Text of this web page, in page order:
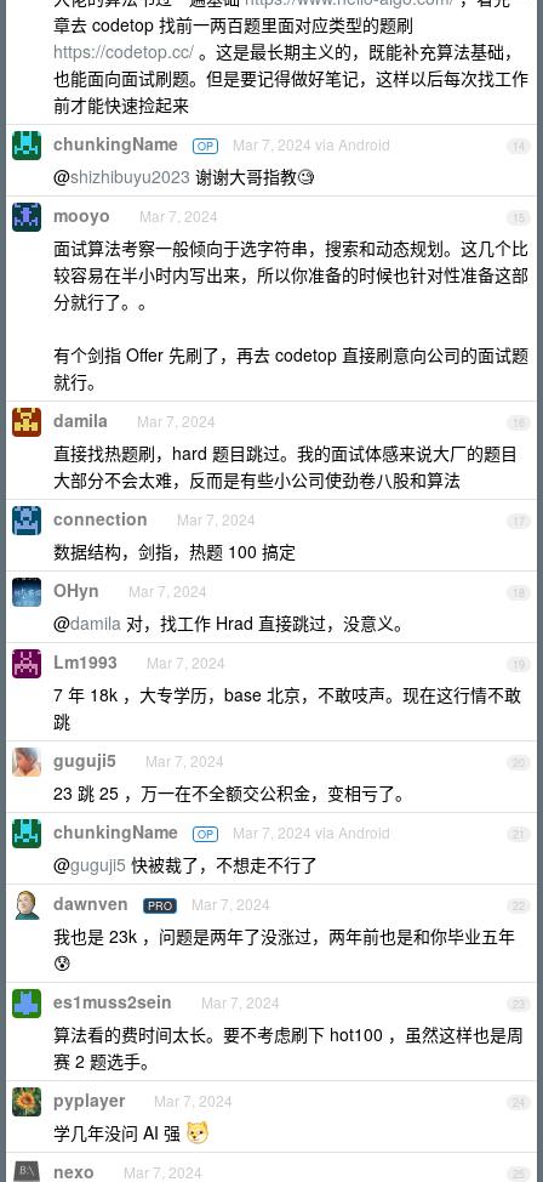
章去 codetop 找前一两百题里面对应类型的题刷
https://codetop.cc/ 。这是最长期主义的，既能补充算法基础，
也能面向面试刷题。但是要记得做好笔记，这样以后每次找工作
前才能快速捡起来
14
chunkingName OP Mar 7, 2024 via Android
@shizhibuyu2023 谢谢大哥指教🧐
15
mooyo Mar 7, 2024
面试算法考察一般倾向于选字符串，搜索和动态规划。这几个比
较容易在半小时内写出来，所以你准备的时候也针对性准备这部
分就行了。。
有个剑指 Offer 先刷了，再去 codetop 直接刷意向公司的面试题
就行。
16
damila Mar 7, 2024
直接找热题刷，hard 题目跳过。我的面试体感来说大厂的题目
大部分不会太难，反而是有些小公司使劲卷八股和算法
17
connection Mar 7, 2024
数据结构，剑指，热题 100 搞定
18
OHyn Mar 7, 2024
@damila 对，找工作 Hrad 直接跳过，没意义。
19
Lm1993 Mar 7, 2024
7 年 18k ，大专学历，base 北京，不敢吱声。现在这行情不敢
跳
20
guguji5 Mar 7, 2024
23 跳 25 ，万一在不全额交公积金，变相亏了。
21
chunkingName OP Mar 7, 2024 via Android
@guguji5 快被裁了，不想走不行了
22
dawnven PRO Mar 7, 2024
我也是 23k ，问题是两年了没涨过，两年前也是和你毕业五年
😰
23
es1muss2sein Mar 7, 2024
算法看的费时间太长。要不考虑刷下 hot100 ，虽然这样也是周
赛 2 题选手。
24
pyplayer Mar 7, 2024
学几年没问 AI 强
25
nexo Mar 7, 2024